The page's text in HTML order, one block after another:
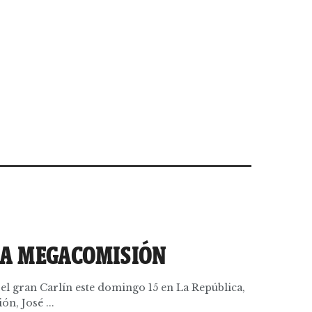
MEGACOMISIÓN
gran Carlín este domingo 15 en La República,
José ...